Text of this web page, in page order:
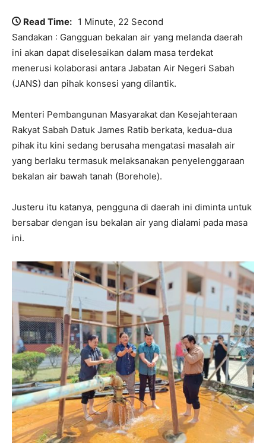
Read Time: 1 Minute, 22 Second
Sandakan : Gangguan bekalan air yang melanda daerah
ini akan dapat diselesaikan dalam masa terdekat
menerusi kolaborasi antara Jabatan Air Negeri Sabah
(JANS) dan pihak konsesi yang dilantik.
Menteri Pembangunan Masyarakat dan Kesejahteraan
Rakyat Sabah Datuk James Ratib berkata, kedua-dua
pihak itu kini sedang berusaha mengatasi masalah air
yang berlaku termasuk melaksanakan penyelenggaraan
bekalan air bawah tanah (Borehole).
Justeru itu katanya, pengguna di daerah ini diminta untuk
bersabar dengan isu bekalan air yang dialami pada masa
ini.